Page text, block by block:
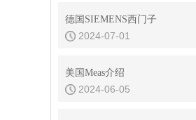
德国SIEMENS西门子
2024-07-01
美国Meas介绍
2024-06-05